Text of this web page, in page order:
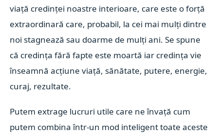
viață credinței noastre interioare, care este o forță
extraordinară care, probabil, la cei mai mulți dintre
noi stagnează sau doarme de mulți ani. Se spune
că credința fără fapte este moartă iar credința vie
înseamnă acțiune viață, sănătate, putere, energie,
curaj, rezultate.
Putem extrage lucruri utile care ne învață cum
putem combina într-un mod inteligent toate aceste